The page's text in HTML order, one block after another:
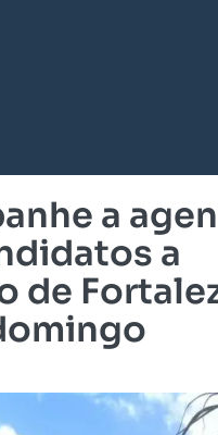
a
a
de